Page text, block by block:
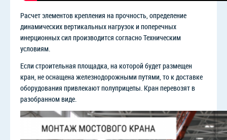
Расчет элементов крепления на прочность, определение
динамических вертикальных нагрузок и поперечных
инерционных сил производится согласно Техническим
условиям.
Если строительная площадка, на которой будет размещен
кран, не оснащена железнодорожными путями, то к доставке
оборудования привлекают полуприцепы. Кран перевозят в
разобранном виде.